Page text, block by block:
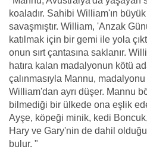
koaladır. Sahibi William'ın
savaşmıştır. William, 'Anzak
katılmak için bir gemi ile yola
onun sırt çantasına saklanır.
hatıra kalan madalyonun kötü
çalınmasıyla Mannu,
William'dan ayrı düşer. Mannu
bilmediği bir ülkede ona eşlik
Ayşe, köpeği minik, kedi
Hary ve Gary'nin de dahil
bulur. "